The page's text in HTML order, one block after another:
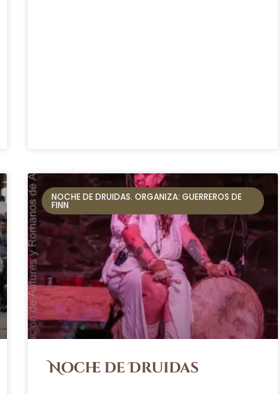
NOCHE DE DRUIDAS. ORGANIZA: GUERREROS DE
FINN
Noche de Druidas